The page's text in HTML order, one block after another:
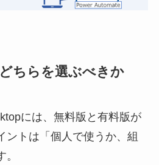
ちらを選ぶべきか
には、無料版と有料版が
ントは「個人で使うか、組